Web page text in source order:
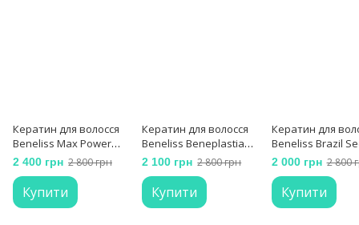
Кератин для волосся
Beneliss Max Power
500 мл
2 400 грн 2 800 грн
Купити
Кератин для волосся
Beneliss Beneplastia
500 мл
2 100 грн 2 800 грн
Купити
Кератин для
Beneliss Brazil
500 мл
2 000 грн 2 800
Купити